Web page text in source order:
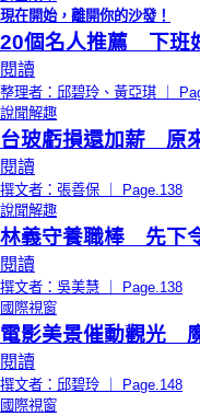
現在開始，離開你的沙發！
20個名人推薦 下班
閱讀
整理者：邱碧玲、黃亞琪 ｜
說聞解趣
台玻虧損還加薪 原
閱讀
撰文者：張善保 ｜ Page.138
說聞解趣
林義守養職棒 先下
閱讀
撰文者：吳美慧 ｜ Page.138
國際視窗
電影美景催動觀光
閱讀
撰文者：邱碧玲 ｜ Page.148
國際視窗